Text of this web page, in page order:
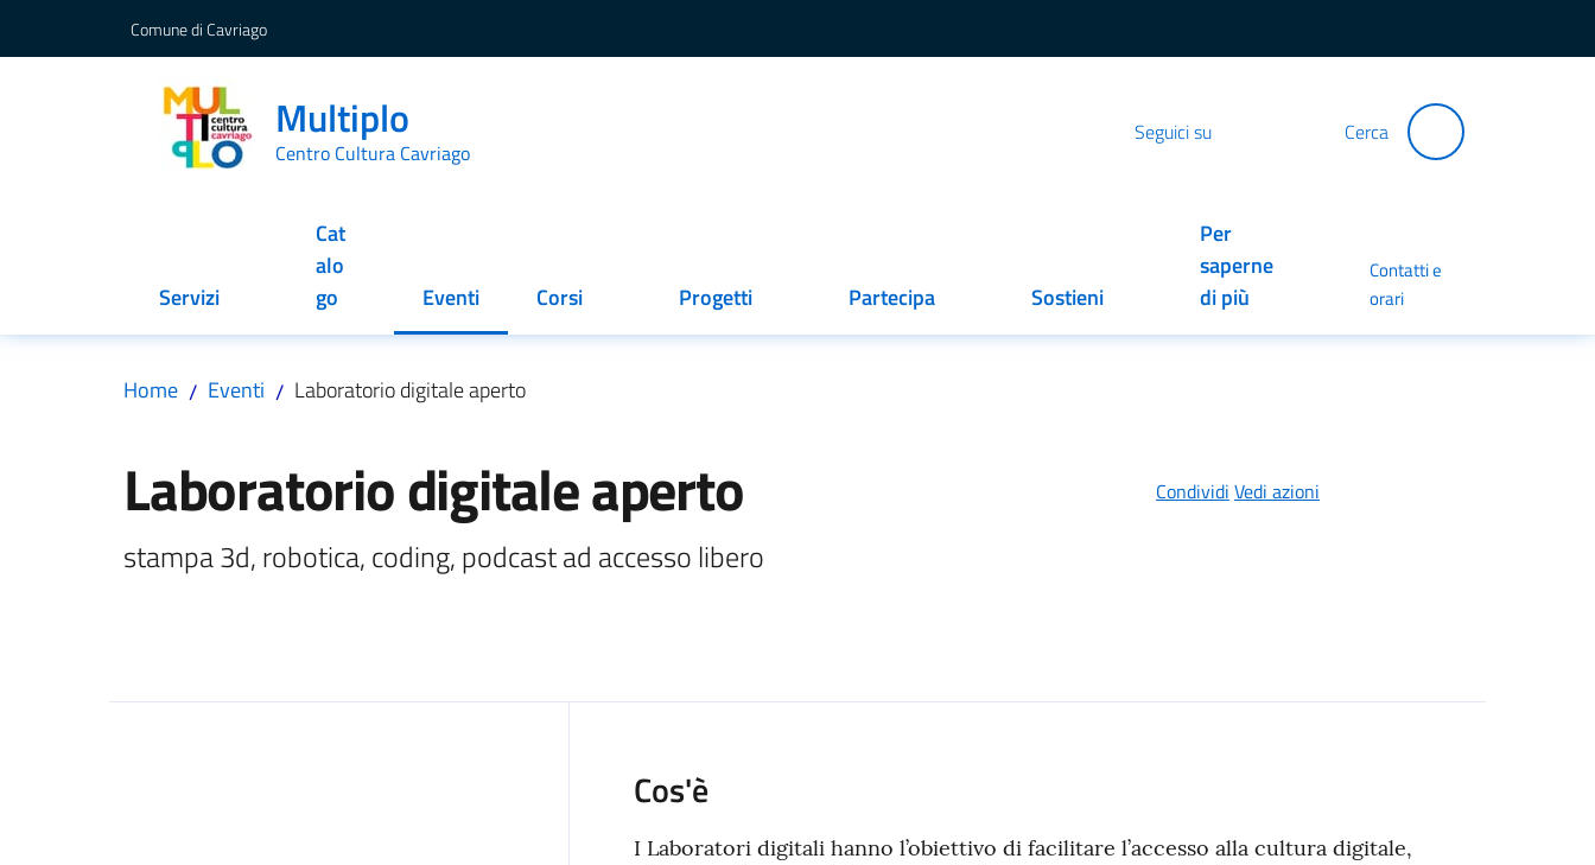
Comune di Cavriago
Multiplo
Centro Cultura Cavriago
Seguici su Cerca
Servizi
Cat
alo
go
Eventi
Menu selezionato
Corsi Progetti Partecipa Sostieni
Per
saperne
di più
Contatti e
orari
Home / Eventi / Laboratorio digitale aperto
Laboratorio digitale aperto
stampa 3d, robotica, coding, podcast ad accesso libero
Condividi Vedi azioni
Cos'è
I Laboratori digitali hanno l’obiettivo di facilitare l’accesso alla cultura digitale,